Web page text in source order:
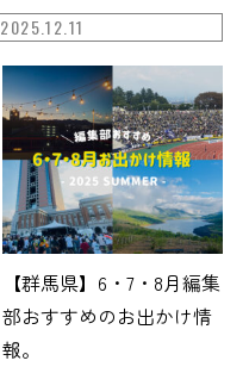
2025.12.11
【群馬県】6・7・8月編集
部おすすめのお出かけ情
報。